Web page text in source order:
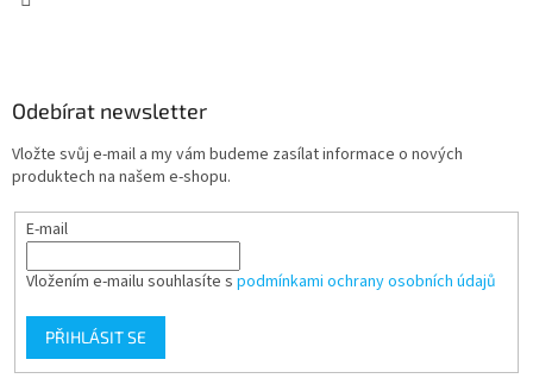
Odebírat newsletter
Vložte svůj e-mail a my vám budeme zasílat informace o nových
produktech na našem e-shopu.
E-mail
Vložením e-mailu souhlasíte s podmínkami ochrany osobních údajů
PŘIHLÁSIT SE